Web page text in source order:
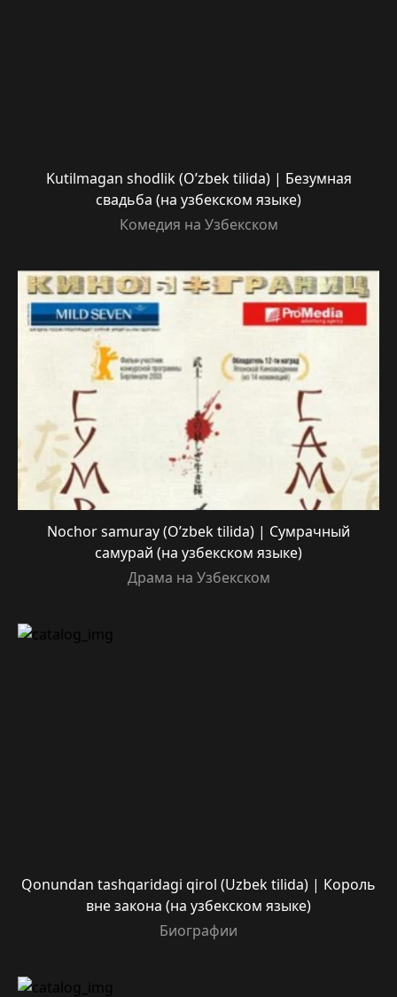
Kutilmagan shodlik (O’zbek tilida) | Безумная
свадьба (на узбекском языке)
Комедия на Узбекском
Nochor samuray (O’zbek tilida) | Сумрачный
самурай (на узбекском языке)
Драма на Узбекском
Qonundan tashqaridagi qirol (Uzbek tilida) | Король
вне закона (на узбекском языке)
Биографии